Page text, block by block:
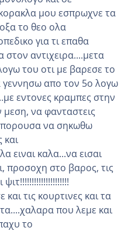
μου εσπρωχνε τα
το θεο ολα
για τι επαθα
αντιχειρα....μετα
του οτι με βαρεσε το
γεννησω απο τον 5ο λογω
εντονες κραμπες στην
μεση, να φανταστεις
να σηκωθω
και
ειναι καλα...να εισαι
προσοχη στο βαρος, τις
τις κουρτινες και τα
που λεμε και
το